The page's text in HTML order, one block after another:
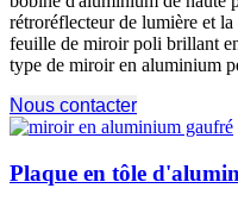
rétroréflecteur de lumière et
feuille de miroir poli brillant
type de miroir en aluminium
Nous contacter
Plaque en tôle